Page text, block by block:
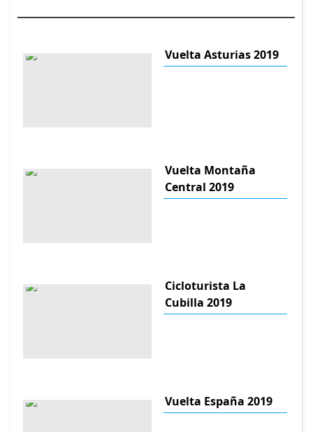
Vuelta Asturias 2019
Vuelta Montaña
Central 2019
Cicloturista La
Cubilla 2019
Vuelta España 2019